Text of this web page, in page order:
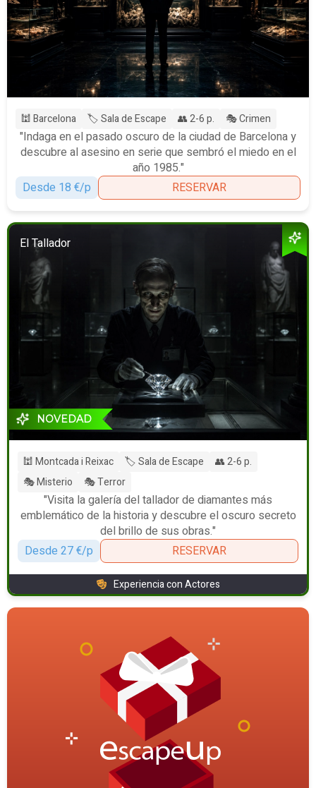
🕍 Barcelona 🏷️ Sala de Escape 👥 2-6 p. 🎭 Crimen
"Indaga en el pasado oscuro de la ciudad de Barcelona y
descubre al asesino en serie que sembró el miedo en el
año 1985."
Desde 18 €/p
RESERVAR
El Tallador
NOVEDAD
🕍 Montcada i Reixac 🏷️ Sala de Escape
👥 2-6 p.
🎭 Misterio
🎭 Terror
"Visita la galería del tallador de diamantes más
emblemático de la historia y descubre el oscuro secreto
del brillo de sus obras."
Desde 27 €/p
RESERVAR
Experiencia con Actores